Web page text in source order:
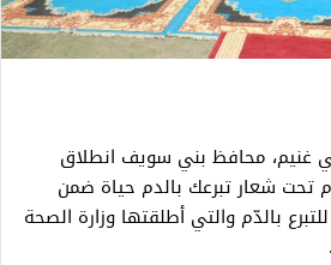
غنيم، محافظ بني سويف انطلاق
تحت شعار تبرعك بالدم حياة ضمن
بالدّم والتي أطلقتها وزارة الصحة